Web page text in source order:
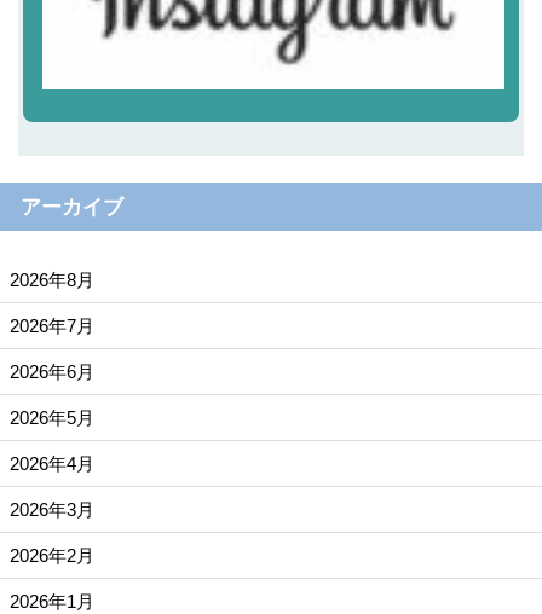
アーカイブ
2026年8月
2026年7月
2026年6月
2026年5月
2026年4月
2026年3月
2026年2月
2026年1月